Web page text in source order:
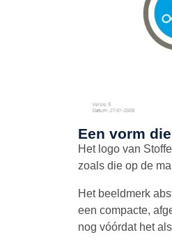
Een vorm
Het logo van
zoals die op de
Het beeldmerk
een compacte,
nog vóórdat het